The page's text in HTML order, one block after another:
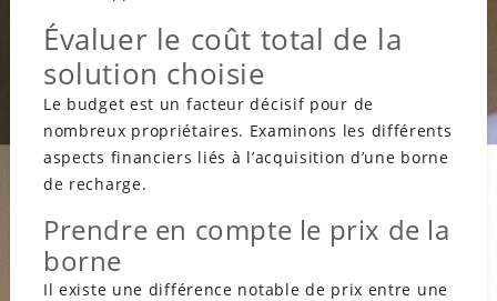
Évaluer le coût total de la
solution choisie
Le budget est un facteur décisif pour de
nombreux propriétaires. Examinons les différents
aspects financiers liés à l’acquisition d’une borne
de recharge.
Prendre en compte le prix de la
borne
Il existe une différence notable de prix entre une